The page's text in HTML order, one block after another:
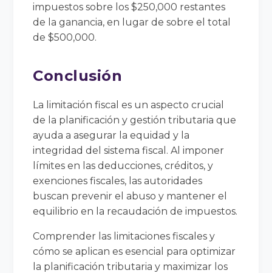
impuestos sobre los $250,000 restantes
de la ganancia, en lugar de sobre el total
de $500,000.
Conclusión
La limitación fiscal es un aspecto crucial
de la planificación y gestión tributaria que
ayuda a asegurar la equidad y la
integridad del sistema fiscal. Al imponer
límites en las deducciones, créditos, y
exenciones fiscales, las autoridades
buscan prevenir el abuso y mantener el
equilibrio en la recaudación de impuestos.
Comprender las limitaciones fiscales y
cómo se aplican es esencial para optimizar
la planificación tributaria y maximizar los